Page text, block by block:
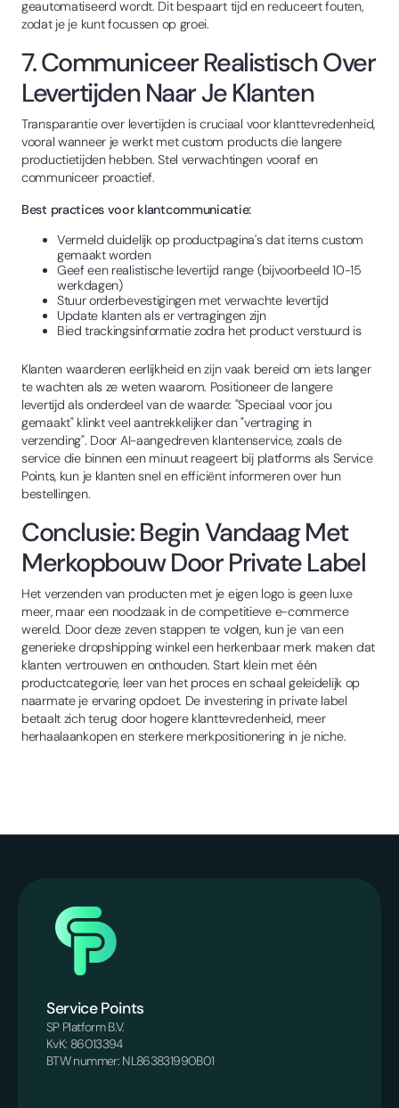
geautomatiseerd wordt. Dit bespaart tijd en reduceert fouten,
zodat je je kunt focussen op groei.
7. Communiceer Realistisch Over
Levertijden Naar Je Klanten
Transparantie over levertijden is cruciaal voor klanttevredenheid,
vooral wanneer je werkt met custom products die langere
productietijden hebben. Stel verwachtingen vooraf en
communiceer proactief.
Best practices voor klantcommunicatie:
Vermeld duidelijk op productpagina's dat items custom
gemaakt worden
Geef een realistische levertijd range (bijvoorbeeld 10-15
werkdagen)
Stuur orderbevestigingen met verwachte levertijd
Update klanten als er vertragingen zijn
Bied trackingsinformatie zodra het product verstuurd is
Klanten waarderen eerlijkheid en zijn vaak bereid om iets langer
te wachten als ze weten waarom. Positioneer de langere
levertijd als onderdeel van de waarde: "Speciaal voor jou
gemaakt" klinkt veel aantrekkelijker dan "vertraging in
verzending". Door AI-aangedreven klantenservice, zoals de
service die binnen een minuut reageert bij platforms als Service
Points, kun je klanten snel en efficiënt informeren over hun
bestellingen.
Conclusie: Begin Vandaag Met
Merkopbouw Door Private Label
Het verzenden van producten met je eigen logo is geen luxe
meer, maar een noodzaak in de competitieve e-commerce
wereld. Door deze zeven stappen te volgen, kun je van een
generieke dropshipping winkel een herkenbaar merk maken dat
klanten vertrouwen en onthouden. Start klein met één
productcategorie, leer van het proces en schaal geleidelijk op
naarmate je ervaring opdoet. De investering in private label
betaalt zich terug door hogere klanttevredenheid, meer
herhaalaankopen en sterkere merkpositionering in je niche.
Service Points
SP Platform B.V.
KvK: 86013394
BTW nummer: NL863831990B01